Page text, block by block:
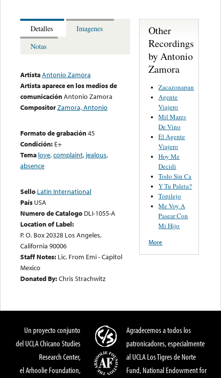
Detalles
Imagenes
Notas
ArtistaAntonio Zamora
Artista aparece en los medios de
comunicaciónAntonio Zamora
CompositorZamora, Antonio
Formato de grabación45
Condición: E+
Tema love,complaint, jealous,
absence
Sello Latin International
País USA
Numero de Catalogo DLI-1055-A
Location of Label:
P. O. Box 20328 Los Angeles,
California 90006
Staff Notes: Lic. From Emi - Capitol
Mexico
Donated By:Chris Strachwitz
Other
Recordings
by Antonio
Zamora
Zacazonapan
Agente
Viajero
Mil Mares
De Vino
El Agente
Viajero
Hoy Me
Decidi
Todo Sin Ca
Y Tu Paleta?
Topilejo
Me Voy A
Pasear Con
Mi Hijo
More
Un proyecto conjunto
del UCLA Chicano Studies
Research Center,
el Arhoolie Foundation,
Agradecemos a todos los
patronicadores, especialmente
al UCLA Los Tigres de Norte
Fund, National Endowment for